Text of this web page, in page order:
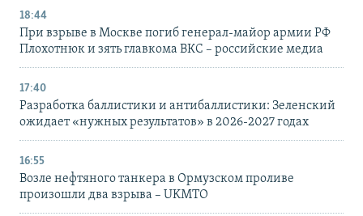
18:44
При взрыве в Москве погиб генерал-майор армии РФ
Плохотнюк и зять главкома ВКС – российские медиа
17:40
Разработка баллистики и антибаллистики: Зеленский
ожидает «нужных результатов» в 2026-2027 годах
16:55
Возле нефтяного танкера в Ормузском проливе
произошли два взрыва – UKMTO